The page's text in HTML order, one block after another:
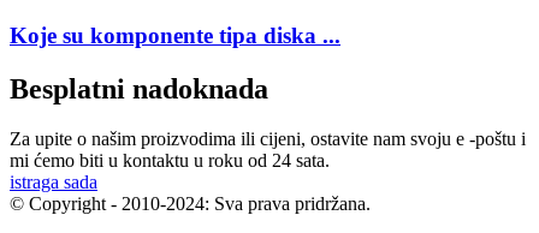
Koje su komponente tipa diska ...
Besplatni nadoknada
Za upite o našim proizvodima ili cijeni, ostavite nam svoju e -poštu i
mi ćemo biti u kontaktu u roku od 24 sata.
istraga sada
© Copyright - 2010-2024: Sva prava pridržana.